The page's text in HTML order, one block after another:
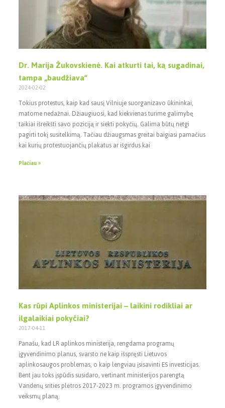
Dr. Marija Žukovskienė. Kai atkurti tai, ką sugadinai,
tampa „baudžiava“
2024-02-02
Tokius protestus, kaip kad sausį Vilniuje suorganizavo ūkininkai,
matome nedažnai. Džiaugiuosi, kad kiekvienas turime galimybę
taikiai išreikšti savo poziciją ir siekti pokyčių. Galima būtų netgi
pagirti tokį susitelkimą. Tačiau džiaugsmas greitai baigiasi pamačius
kai kurių protestuojančių plakatus ar išgirdus kai
Plačiau »
Kas rūpi Aplinkos ministerijai – laikini rodikliai ar
ilgalaikiai pokyčiai?
2017-04-11
Panašu, kad LR aplinkos ministerija, rengdama programų
įgyvendinimo planus, svarsto ne kaip išspręsti Lietuvos
aplinkosaugos problemas, o kaip lengviau įsisavinti ES investicijas.
Bent jau toks įspūdis susidaro, vertinant ministerijos parengtą
Vandenų srities plėtros 2017-2023 m. programos įgyvendinimo
veiksmų planą.